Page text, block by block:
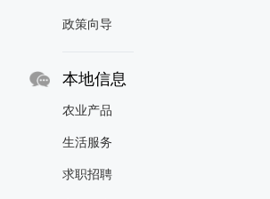
政策向导
本地信息
农业产品
生活服务
求职招聘